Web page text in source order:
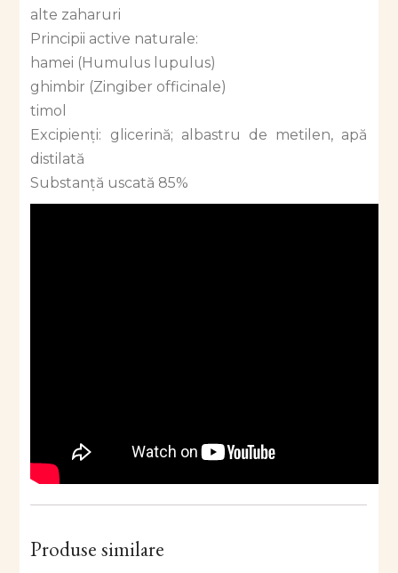
alte zaharuri
Principii active naturale:
hamei (Humulus lupulus)
ghimbir (Zingiber officinale)
timol
Excipienți: glicerină; albastru de metilen, apă
distilată
Substanță uscată 85%
Produse similare